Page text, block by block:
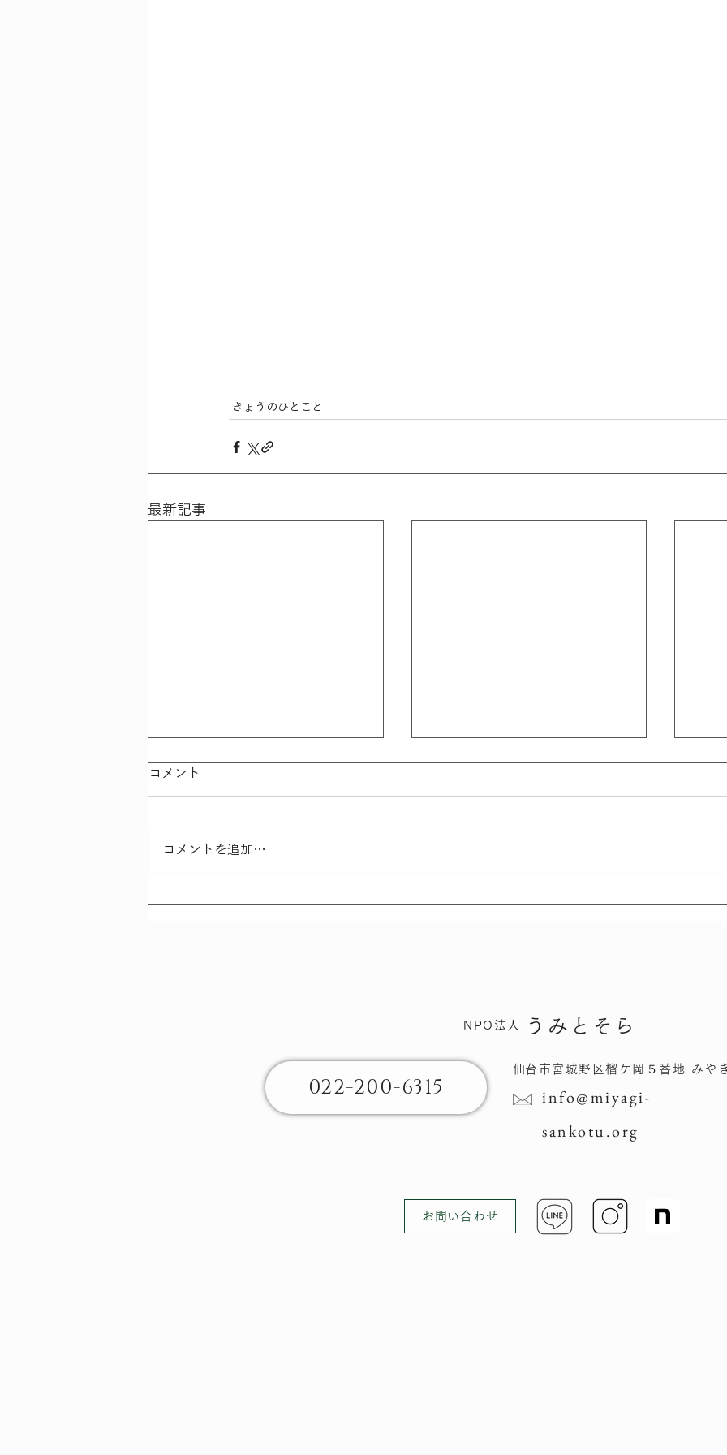
きょうのひとこと
最新記事
さんこつにっき - 最近の事
さんこつにっき - いのちの
コメント
コメントを追加…
うみとそら
NPO法人
022-200-6315
仙台市宮城野区榴ケ岡​５番地 みや
info@miyagi-
sankotu.org
お問い合わせ